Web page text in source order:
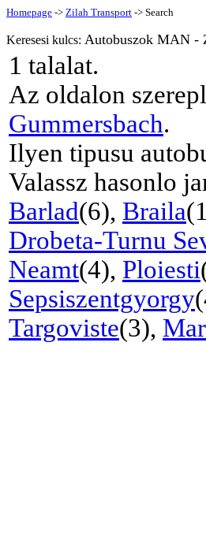
Homepage -> Zilah Transport -> Search
Keresesi kulcs: Autobuszok MAN -
1 talalat.
Az oldalon
Gummersbach.
Ilyen tipusu
Valassz hasonlo
Barlad(6), Braila
Drobeta-Turnu
Neamt(4), Ploiesti
Sepsiszentgyorgy
Targoviste(3),